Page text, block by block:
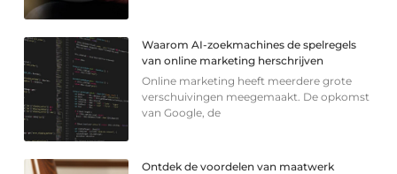
Waarom AI-zoekmachines de spelregels
van online marketing herschrijven
Online marketing heeft meerdere grote
verschuivingen meegemaakt. De opkomst
van Google, de
Ontdek de voordelen van maatwerk